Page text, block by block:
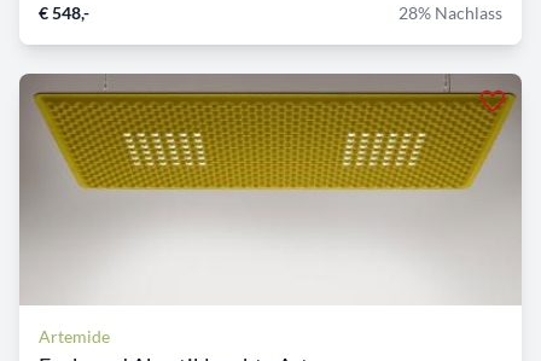
€ 548,- 28% Nachlass
Artemide